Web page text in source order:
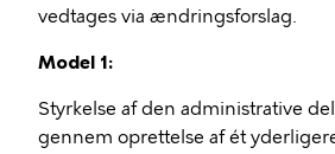
vedtages via ændringsforslag.
Model 1:
Styrkelse af den administrative
gennem oprettelse af ét